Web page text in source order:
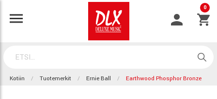
0
Kotiin Tuotemerkit Ernie Ball Earthwood Phosphor Bronze